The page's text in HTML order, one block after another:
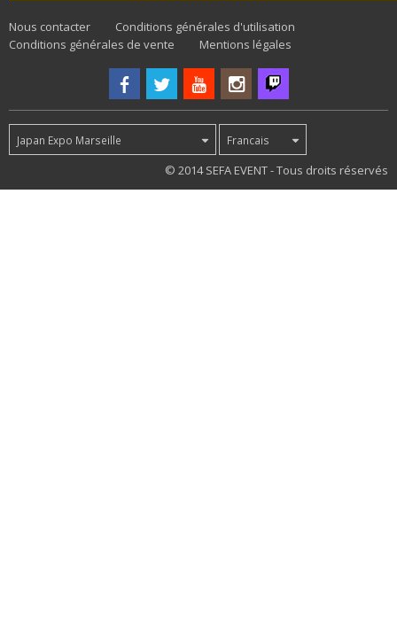
Nous contacter
Conditions générales d'utilisation
Conditions générales de vente
Mentions légales
Japan Expo Marseille Francais
© 2014 SEFA EVENT - Tous droits réservés